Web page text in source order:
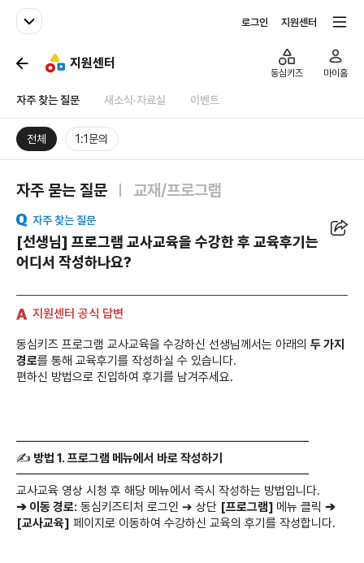
패밀리사이트
로그인 지원센터
지원센터
자주 찾는 질문 새소식·자료실 이벤트
동심키즈 마이홈
전체 1:1문의
자주 묻는 질문 교재/프로그램
자주 찾는 질문
[선생님] 프로그램 교사교육을 수강한 후 교육후기는
어디서 작성하나요?
지원센터 공식 답변
동심키즈 프로그램 교사교육을 수강하신 선생님께서는 아래의 두 가지
경로를 통해 교육후기를 작성하실 수 있습니다.
편하신 방법으로 진입하여 후기를 남겨주세요.
━━━━━━━━━━━━━━━━━━━━━━━━
✍️ 방법 1. 프로그램 메뉴에서 바로 작성하기
━━━━━━━━━━━━━━━━━━━━━━━━
교사교육 영상 시청 후 해당 메뉴에서 즉시 작성하는 방법입니다.
➔ 이동 경로: 동심키즈티처 로그인 ➔ 상단 [프로그램] 메뉴 클릭 ➔
[교사교육] 페이지로 이동하여 수강하신 교육의 후기를 작성합니다.